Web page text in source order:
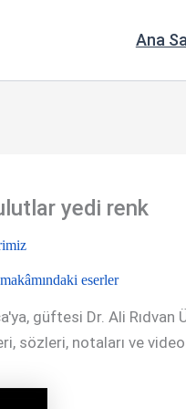
Ana
yedi renk
eserler
güftesi Dr. Ali Rıdvan
sözleri, notaları ve